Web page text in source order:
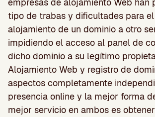
tipo de trabas y dificultades para
alojamiento de un dominio a otro
impidiendo el acceso al panel de
dicho dominio a su legítimo
Alojamiento Web y registro de
aspectos completamente
presencia online y la mejor forma
mejor servicio en ambos es